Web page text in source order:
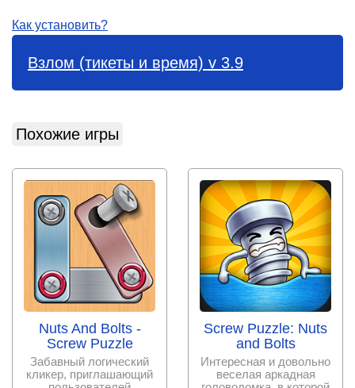
Как установить?
Взлом (тикеты и время) v 3.9
Похожие игры
Nuts And Bolts -
Screw Puzzle
Забавный логический
кликер, приглашающий
Screw Puzzle: Nuts
and Bolts
Интересная и довольно
веселая аркадная